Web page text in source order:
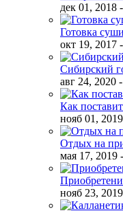
дек 01, 2018
Готовка суши
окт 19, 2017
Сибирский
авг 24, 2020
Как
нояб 01, 2019
Отдых на
мая 17, 2019
нояб 23, 2019